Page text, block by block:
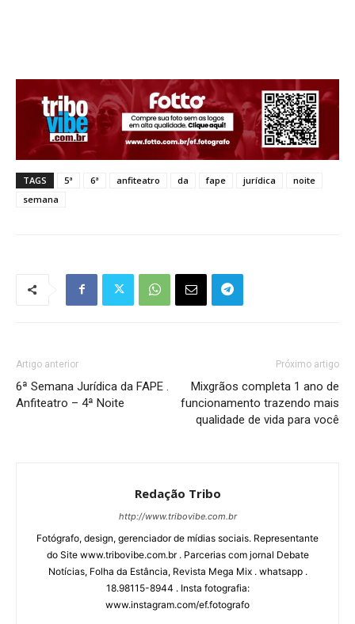
TAGS 5ª 6ª anfiteatro da fape jurídica
noite
semana
Artigo anterior
6ª Semana Jurídica da FAPE .
Anfiteatro – 4ª Noite
Próximo artigo
Mixgrãos completa 1 ano de
funcionamento trazendo mais
qualidade de vida para você
Redação Tribo
http://www.tribovibe.com.br
Fotógrafo, design, gerenciador de mídias sociais. Representante
do Site www.tribovibe.com.br . Parcerias com jornal Debate
Notícias, Folha da Estância, Revista Mega Mix . whatsapp .
18.98115-8944 . Insta fotografia:
www.instagram.com/ef.fotografo